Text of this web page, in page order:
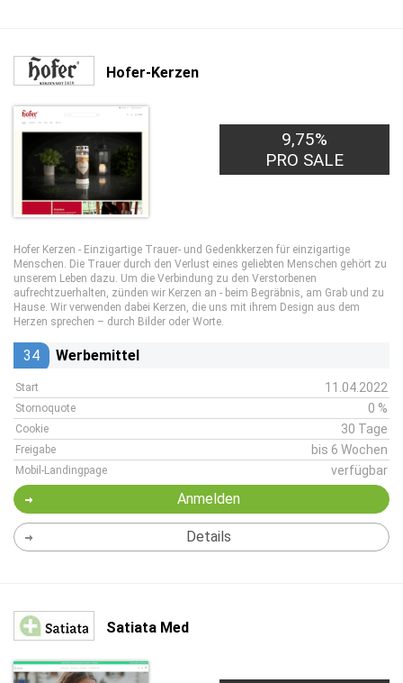
Hofer-Kerzen
9,75%
PRO SALE
Hofer Kerzen - Einzigartige Trauer- und Gedenkkerzen für einzigartige
Menschen. Die Trauer durch den Verlust eines geliebten Menschen gehört zu
unserem Leben dazu. Um die Verbindung zu den Verstorbenen
aufrechtzuerhalten, zünden wir Kerzen an - beim Begräbnis, am Grab und zu
Hause. Wir verwenden dabei Kerzen, die uns mit ihrem Design aus dem
Herzen sprechen – durch Bilder oder Worte.
34 Werbemittel
Start 11.04.2022
Stornoquote 0 %
Cookie 30 Tage
Freigabe bis 6 Wochen
Mobil-Landingpage verfügbar
Anmelden
Details
Satiata Med